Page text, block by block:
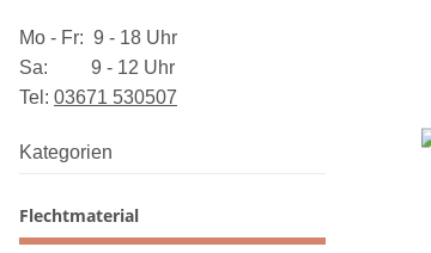
Mo - Fr: 9 - 18 Uhr
Sa: 9 - 12 Uhr
Tel: 03​671 530507
Kategorien
Flechtmaterial